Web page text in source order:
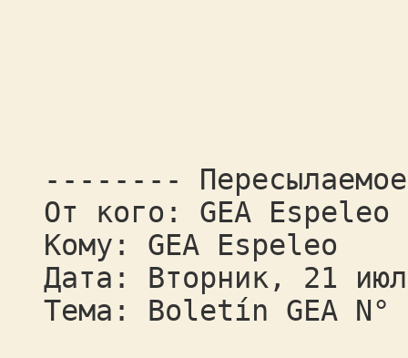
--------
От кого: GEA Espeleo
Кому: GEA Espeleo
Дата: Вторник, 21
Тема: Boletín GEA